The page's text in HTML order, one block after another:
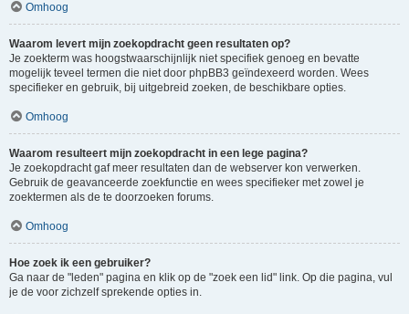
Omhoog
Waarom levert mijn zoekopdracht geen resultaten op?
Je zoekterm was hoogstwaarschijnlijk niet specifiek genoeg en bevatte
mogelijk teveel termen die niet door phpBB3 geïndexeerd worden. Wees
specifieker en gebruik, bij uitgebreid zoeken, de beschikbare opties.
Omhoog
Waarom resulteert mijn zoekopdracht in een lege pagina?
Je zoekopdracht gaf meer resultaten dan de webserver kon verwerken.
Gebruik de geavanceerde zoekfunctie en wees specifieker met zowel je
zoektermen als de te doorzoeken forums.
Omhoog
Hoe zoek ik een gebruiker?
Ga naar de "leden" pagina en klik op de "zoek een lid" link. Op die pagina, vul
je de voor zichzelf sprekende opties in.